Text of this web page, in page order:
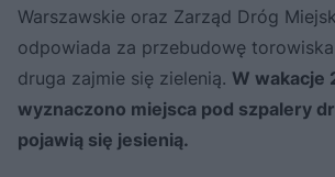
Warszawskie oraz Zarząd Dróg
odpowiada za przebudowę
druga zajmie się zielenią. W wakacje
wyznaczono miejsca pod szpalery
pojawią się jesienią.